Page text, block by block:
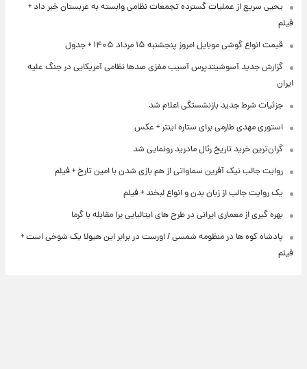
یحیی سریع از عملیات گسترده تجمعات نظامی وابسته به عربستان خبر داد +
فیلم
قیمت انواع گوشی موبایل امروز پنجشنبه ۱۵ مرداد ۱۴۰۵ + جدول
گزارش جدید آسوشیتدپرس آسیب مغزی صدها نظامی آمریکایی در جنگ علیه
ایران
جزئیات شرط جدید بازنشستگی اعلام شد
استوری مهدی طارمی برای ستاره اینتر + عکس
گران‌ترین خرید تاریخ رئال مادرید رونمایی شد
روایت جالب نیک آفرین سماواتی از هم بازی شدن با امین تارخ + فیلم
یک روایت جالب از زبان بدن و انواع لبخند + فیلم
بهره گیری از معماری ایرانی در طرح های ایتالیایی برا مقابله با گرما
پادشاه کوه ها در منظومه شمسی / اورست در برابر این هیولا یک شوخی است +
فیلم